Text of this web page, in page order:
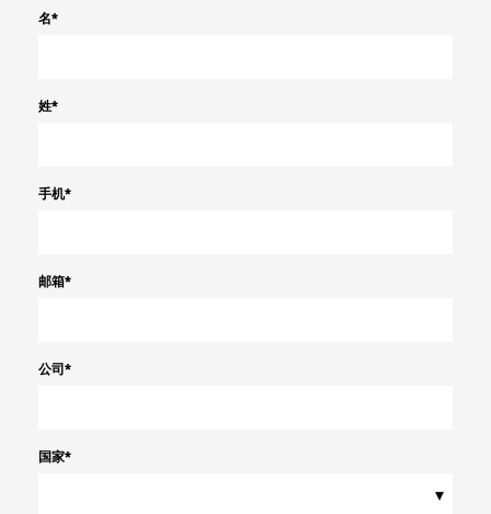
名*
姓*
手机*
邮箱*
公司 *
国家*
▾